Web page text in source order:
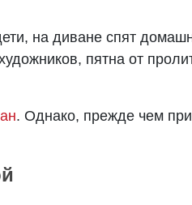
на диване спят
пятна от
. Однако, прежде чем